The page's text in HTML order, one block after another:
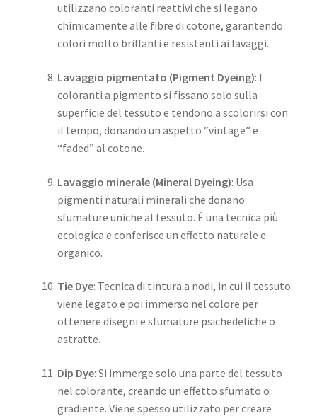
utilizzano coloranti reattivi che si legano
chimicamente alle fibre di cotone, garantendo
colori molto brillanti e resistenti ai lavaggi.
Lavaggio pigmentato (Pigment Dyeing): I
coloranti a pigmento si fissano solo sulla
superficie del tessuto e tendono a scolorirsi con
il tempo, donando un aspetto “vintage” e
“faded” al cotone.
Lavaggio minerale (Mineral Dyeing): Usa
pigmenti naturali minerali che donano
sfumature uniche al tessuto. È una tecnica più
ecologica e conferisce un effetto naturale e
organico.
Tie Dye: Tecnica di tintura a nodi, in cui il tessuto
viene legato e poi immerso nel colore per
ottenere disegni e sfumature psichedeliche o
astratte.
Dip Dye: Si immerge solo una parte del tessuto
nel colorante, creando un effetto sfumato o
gradiente. Viene spesso utilizzato per creare